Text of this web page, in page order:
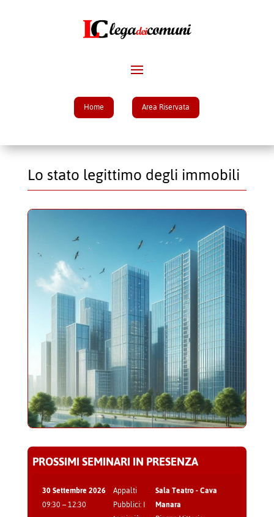
Home Area Riservata
Lo stato legittimo degli immobili
PROSSIMI SEMINARI IN PRESENZA
30 Settembre 2026
09:30–12:30
Appalti
Pubblici: I
Sala Teatro - Cava
Manara